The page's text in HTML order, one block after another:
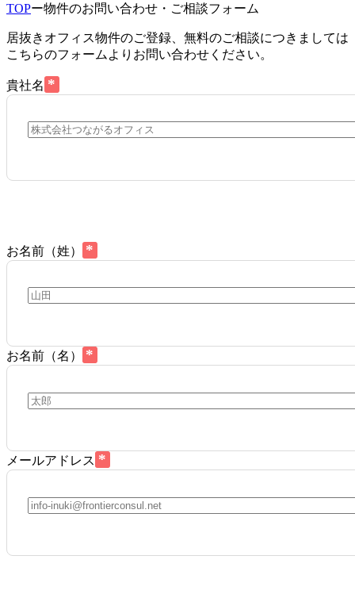
TOPー物件のお問い合わせ・ご相談フォーム
居抜きオフィス物件のご登録、無料のご相談につきましては
こちらのフォームよりお問い合わせください。
貴社名 *
お名前（姓） *
お名前（名） *
メールアドレス *